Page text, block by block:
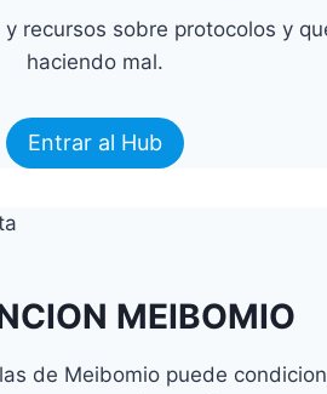
recursos sobre protocolos y
haciendo mal.
Entrar al Hub
MEIBOMIO
de Meibomio puede